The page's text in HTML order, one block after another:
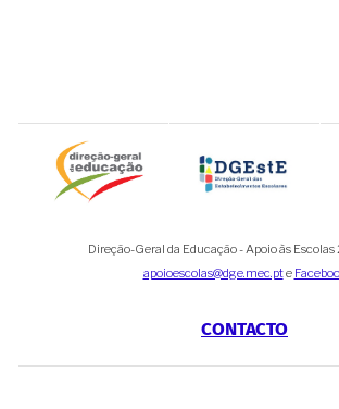
Direção-Geral da Educação - Apoio às
apoioescolas@dge.mec.pte
CONTACTO